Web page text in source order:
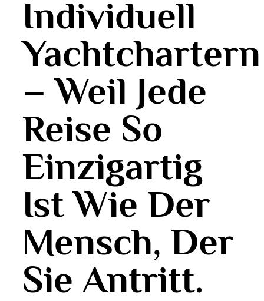
Individuell
Yachtchartern
– Weil Jede
Reise So
Einzigartig
Ist Wie Der
Mensch, Der
Sie Antritt.